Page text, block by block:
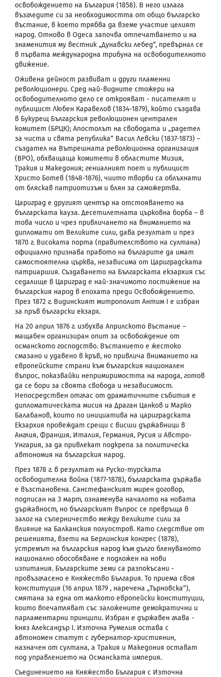
освобождението на България (1858). В него излага
възгледите си за необходимостта от общо българско
въстание, в което трябва да вземе участие целият
народ. Отново в Одеса започва отпечатването и на
знаменития му вестник „Дунавски лебед“, превърнал се
в първата международна трибуна на освободителното
движение.
Оживена дейност развиват и други пламенни
революционери. Сред най-видните стожери на
освободителното дело се открояват - писателят и
публицист Любен Каравелов (1834-1879), който създава
в Букурещ Българския революционен централен
комитет (БРЦК); Апостолът на свободата и „радетел
за чиста и свята република“ Васил Левски (1837-1873) –
създател на Вътрешната революционна организация
(ВРО), обхващаща комитети в областите Мизия,
Тракия и Македония; гениалният поет и публицист
Христо Ботев (1848-1876), чиито творби са облъхнати
от бляскав патриотизъм и блян за саможертва.
Цариград е другият център на отстояването на
българската кауза. Десетилетната църковна борба – в
това число и чрез привличането на вниманието на
дипломати от Великите сили, дава резултат и през
1870 г. Високата порта (правителството на султана)
официално признава правото на българите да имат
самостоятелна църква, независима от Цариградската
патриаршия. Създаването на Българската екзархия със
седалище в Цариград е най-значимото постижение на
българския народ в епохата преди Освобождението.
През 1872 г. Видинският митрополит Антим I е избран
за пръв български екзарх.
На 20 април 1876 г. избухва Априлското въстание –
мащабен организиран опит за освобождение от
османското господство. Въстанието е жестоко
смазано и удавено в кръв, но привлича вниманието на
европейските страни към българския национален
въпрос, показвайки непримиримостта на народа, готов
да се бори за своята свобода и независимост.
Непосредствен отглас от драматичните събития е
дипломатическата мисия на Драган Цанков и Марко
Балабанов, които по инициатива на цариградската
Екзархия провеждат срещи с висши държавници в
Англия, Франция, Италия, Германия, Русия и Австро-
Унгария, за да привлекат подкрепа за политическа
автономия на българския народ.
През 1878 г. в резултат на Руско-турската
освободителна война (1877-1878), българската държава
е възстановена. Санстефанският мирен договор,
подписан на 3 март, ознаменува началото на новата
държавност, но българският въпрос се превръща в
залог на съперничество между Великите сили за
влияние на Балканския полуостров. Като следствие от
решенията, взети на Берлинския конгрес (1878),
устремът на българския народ към дълго бленуваното
национално обособяване е подложен на нови
изпитания. Българските земи са разпокъсани -
провъзгласено е Княжество България. То приема своя
конституция (16 април 1879 , наречена „Търновска“),
смятана за една от малкото европейски конституции,
които впечатляват със заложените демократични и
парламентарни принципи. Избран е държавен глава -
княз Александър I. Източна Румелия остава с
автономен статут с губернатор-християнин,
назначен от султана, а Тракия и Македония остават
под управлението на Османската империя.
Съединението на Княжество България с Източна